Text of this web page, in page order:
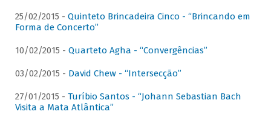
25/02/2015 - Quinteto Brincadeira Cinco - “Brincando em
Forma de Concerto”
10/02/2015 - Quarteto Agha - “Convergências”
03/02/2015 - David Chew - “Intersecção”
27/01/2015 - Turíbio Santos - “Johann Sebastian Bach
Visita a Mata Atlântica”